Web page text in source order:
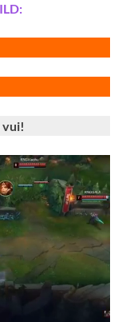
vui!